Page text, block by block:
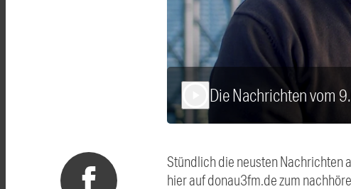
Die Nachrichten vom
Stündlich die neusten Nachrichten
hier auf donau3fm.de zum